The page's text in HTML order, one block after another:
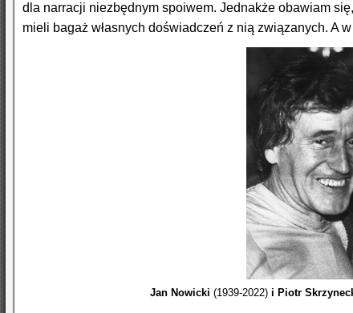
dla narracji niezbędnym spoiwem. Jednakże obawiam
mieli bagaż własnych doświadczeń z nią związanych. A
Jan Nowicki (1939-2022)i Piotr